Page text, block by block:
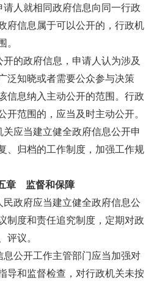
人就相同政府信息向同一行政
府信息属于可以公开的，行政机
。
的政府信息，申请人认为涉及
泛知晓或者需要公众参与决策
信息纳入主动公开的范围。行政
开范围的，应当及时主动公开。
应当建立健全政府信息公开申
、归档的工作制度，加强工作规
章 监督和保障
政府应当建立健全政府信息公
制度和责任追究制度，定期对政
评议。
公开工作主管部门应当加强对
导和监督检查，对行政机关未按